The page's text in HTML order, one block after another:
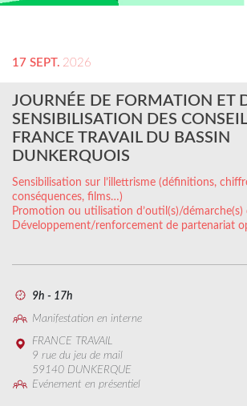
17 SEPT. 2026
JOURNÉE DE FORMATION ET
SENSIBILISATION DES
FRANCE TRAVAIL DU BASSIN
DUNKERQUOIS
Sensibilisation sur l’illettrisme (définitions,
conséquences, films…)
Promotion ou utilisation d’outil(s)/démarche(s)
Développement/renforcement de partenariat
9h - 17h
Manifestation en interne
FRANCE TRAVAIL
9 rue du jeu de mail
59140 DUNKERQUE
Evénement en présentiel